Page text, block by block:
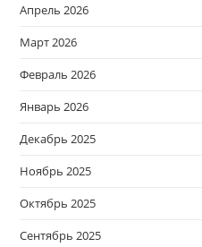
Апрель 2026
Март 2026
Февраль 2026
Январь 2026
Декабрь 2025
Ноябрь 2025
Октябрь 2025
Сентябрь 2025